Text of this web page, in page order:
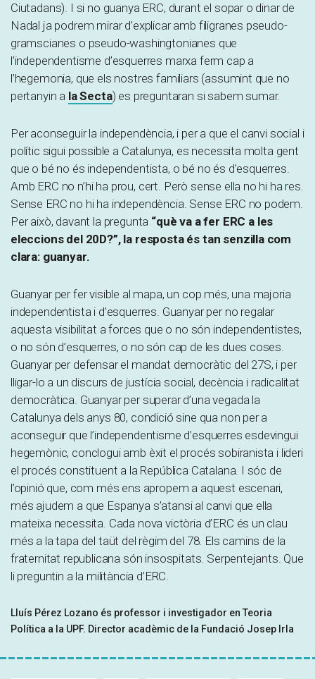
Ciutadans). I si no guanya ERC, durant el sopar o dinar de
Nadal ja podrem mirar d’explicar amb filigranes pseudo-
gramscianes o pseudo-washingtonianes que
l’independentisme d’esquerres marxa ferm cap a
l’hegemonia, que els nostres familiars (assumint que no
pertanyin a la Secta) es preguntaran si sabem sumar.
Per aconseguir la independència, i per a que el canvi social i
polític sigui possible a Catalunya, es necessita molta gent
que o bé no és independentista, o bé no és d’esquerres.
Amb ERC no n’hi ha prou, cert. Però sense ella no hi ha res.
Sense ERC no hi ha independència. Sense ERC no podem.
Per això, davant la pregunta “què va a fer ERC a les
eleccions del 20D?”, la resposta és tan senzilla com
clara: guanyar.
Guanyar per fer visible al mapa, un cop més, una majoria
independentista i d’esquerres. Guanyar per no regalar
aquesta visibilitat a forces que o no són independentistes,
o no són d’esquerres, o no són cap de les dues coses.
Guanyar per defensar el mandat democràtic del 27S, i per
lligar-lo a un discurs de justícia social, decència i radicalitat
democràtica. Guanyar per superar d’una vegada la
Catalunya dels anys 80, condició sine qua non per a
aconseguir que l’independentisme d’esquerres esdevingui
hegemònic, conclogui amb èxit el procés sobiranista i lideri
el procés constituent a la República Catalana. I sóc de
l’opinió que, com més ens apropem a aquest escenari,
més ajudem a que Espanya s’atansi al canvi que ella
mateixa necessita. Cada nova victòria d’ERC és un clau
més a la tapa del taüt del règim del 78. Els camins de la
fraternitat republicana són insospitats. Serpentejants. Que
li preguntin a la militància d’ERC.
Lluís Pérez Lozano és professor i investigador en Teoria
Política a la UPF. Director acadèmic de la Fundació Josep Irla